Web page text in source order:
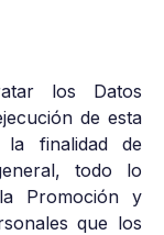
los Datos
de esta
la finalidad de
todo lo
Promoción y
que los